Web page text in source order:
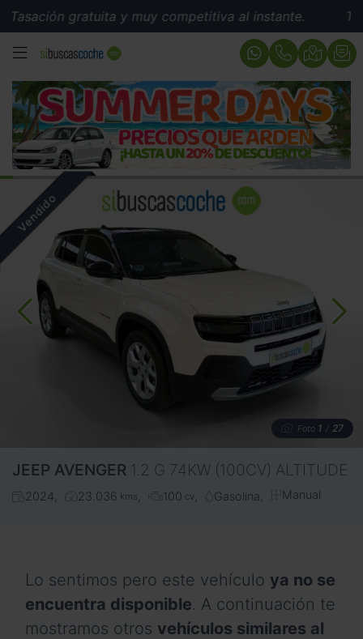
gratuita y muy competitiva al instante.
MENÚ
Foto 1 / 27
JEEP AVENGER 1.2 G 74KW (100CV) ALTITUDE
2024 23.036 kms 100 cv Gasolina Manual
Lo sentimos pero este vehículo ya no se
encuentra disponible. A continuación te
mostramos otros vehículos similares al